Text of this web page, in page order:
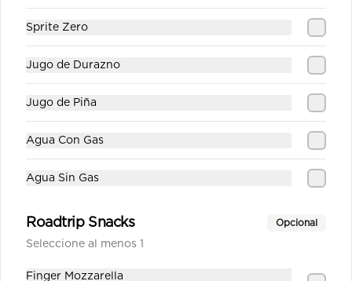
Sprite Zero
Jugo de Durazno
Jugo de Piña
Agua Con Gas
Agua Sin Gas
Roadtrip Snacks Opcional
Seleccione al menos 1
Finger Mozzarella